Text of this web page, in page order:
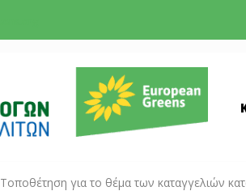
Τοποθέτηση για το θέμα των καταγγελιών